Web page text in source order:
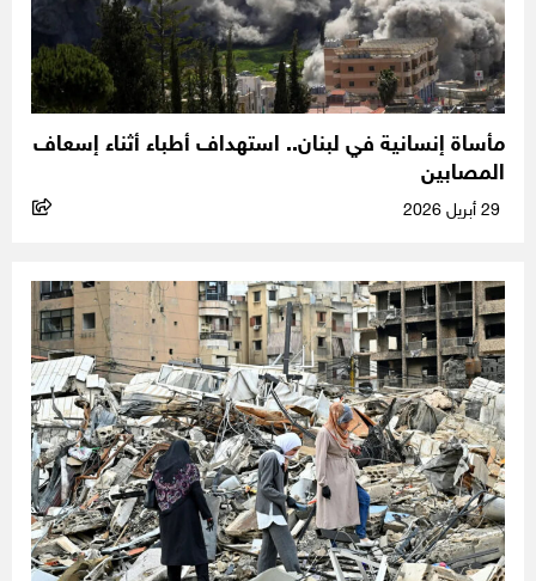
مأساة إنسانية في لبنان.. استهداف أطباء أثناء إسعاف
المصابين